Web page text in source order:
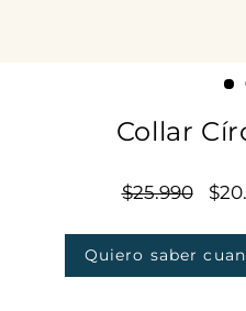
Collar
Precio
$25.990
Quiero saber